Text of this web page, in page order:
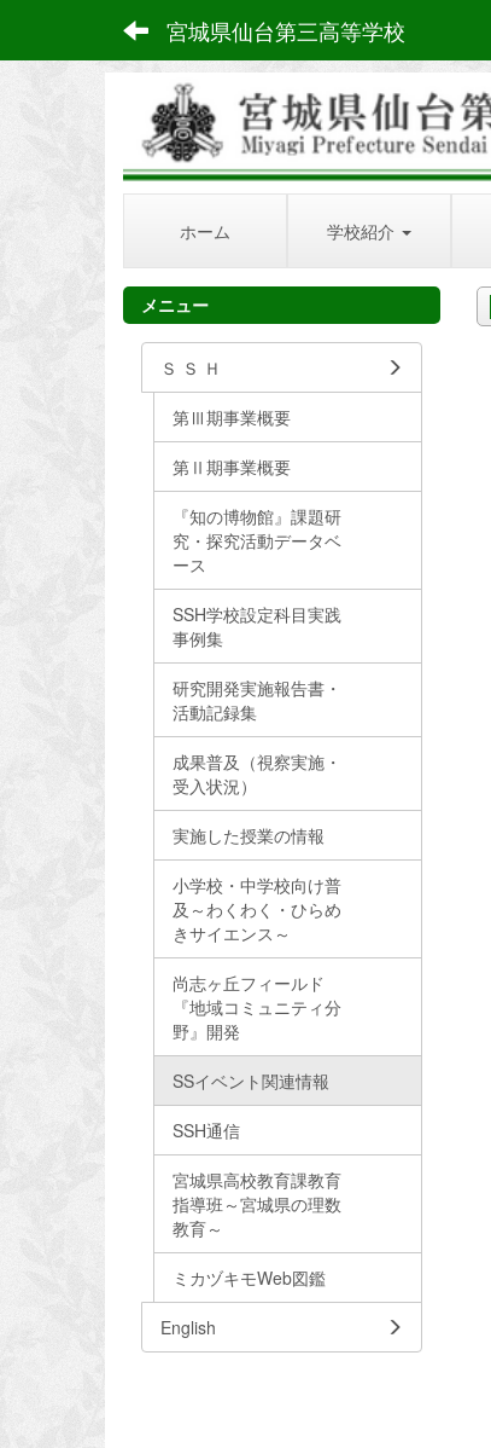
宮城県仙台第三高等学校
ホーム 学校紹介
メニュー
Ｓ Ｓ Ｈ
第Ⅲ期事業概要
第Ⅱ期事業概要
『知の博物館』課題研
究・探究活動データベ
ース
SSH学校設定科目実践
事例集
研究開発実施報告書・
活動記録集
成果普及（視察実施・
受入状況）
実施した授業の情報
小学校・中学校向け普
及～わくわく・ひらめ
きサイエンス～
尚志ヶ丘フィールド
『地域コミュニティ分
野』開発
SSイベント関連情報
SSH通信
宮城県高校教育課教育
指導班～宮城県の理数
教育～
ミカヅキモWeb図鑑
English